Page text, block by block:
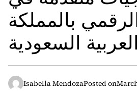
بالمملكة
العربية السعودية
Isabella MendozaPosted on